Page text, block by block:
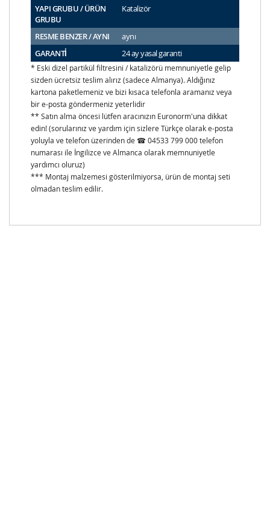
YAPI GRUBU / ÜRÜN
GRUBU
Katalizör
RESME BENZER / AYNI
aynı
GARANTİ
24 ay yasal garanti
* Eski dizel partikül filtresini / katalizörü memnuniyetle gelip
sizden ücretsiz teslim alırız (sadece Almanya). Aldığınız
kartona paketlemeniz ve bizi kısaca telefonla aramanız veya
bir e-posta göndermeniz yeterlidir
** Satın alma öncesi lütfen aracınızın Euronorm'una dikkat
edin! (sorularınız ve yardım için sizlere Türkçe olarak e-posta
yoluyla ve telefon üzerinden de ☎ 04533 799 000 telefon
numarası ile İngilizce ve Almanca olarak memnuniyetle
yardımcı oluruz)
*** Montaj malzemesi gösterilmiyorsa, ürün de montaj seti
olmadan teslim edilir.